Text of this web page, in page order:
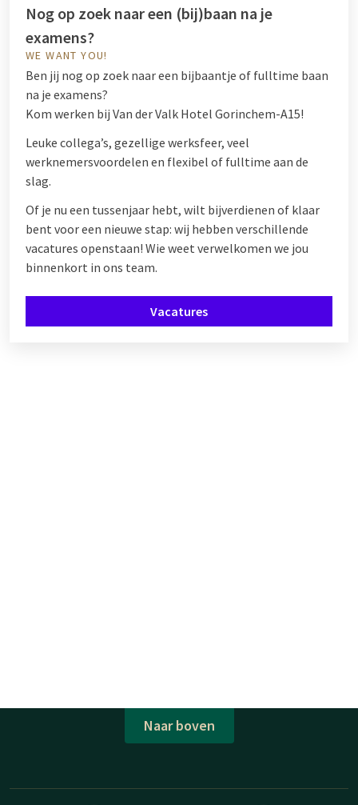
Nog op zoek naar een (bij)baan na je
examens?
WE WANT YOU!
Ben jij nog op zoek naar een bijbaantje of fulltime baan
na je examens?
Kom werken bij Van der Valk Hotel Gorinchem-A15!
Leuke collega’s, gezellige werksfeer, veel
werknemersvoordelen en flexibel of fulltime aan de
slag.
Of je nu een tussenjaar hebt, wilt bijverdienen of klaar
bent voor een nieuwe stap: wij hebben verschillende
vacatures openstaan! Wie weet verwelkomen we jou
binnenkort in ons team.
Vacatures
Naar boven